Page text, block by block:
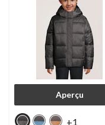
Aperçu
+1